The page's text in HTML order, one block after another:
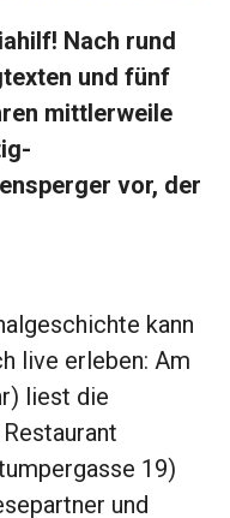
Nach rund
und fünf
mittlerweile
vor, der
kann
live erleben: Am
liest die
19)
und